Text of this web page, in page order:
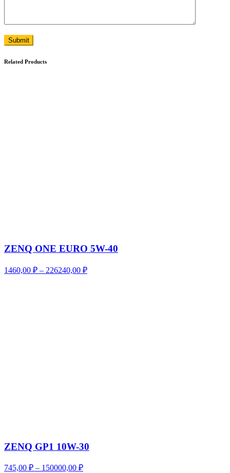
Submit
Related Products
ZENQ ONE EURO 5W-40
1460,00 ₽ – 226240,00 ₽Диапазон
ZENQ GP1 10W-30
745,00 ₽ – 150000,00 ₽Диапазон